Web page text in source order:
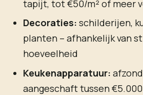
tapijt, tot €50/m² of meer
Decoraties: schilderijen,
planten – afhankelijk van
hoeveelheid
Keukenapparatuur:
aangeschaft tussen